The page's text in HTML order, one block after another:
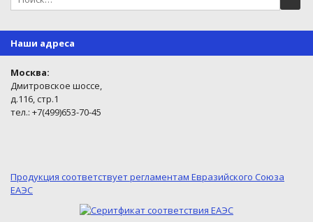
Наши адреса
Москва:
Дмитровское шоссе,
д.116, стр.1
тел.: +7(499)653-70-45
Продукция соответствует регламентам Евразийского Союза
ЕАЭС